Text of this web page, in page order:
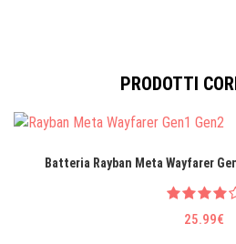
PRODOTTI
Batteria Rayban Meta Wayfarer
25.99€